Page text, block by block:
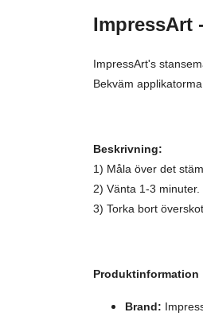
ImpressArt
ImpressArt's
Bekväm
Beskrivning:
1) Måla över det
2) Vänta 1-3 minuter.
3) Torka bort
Produktinformation
Brand: